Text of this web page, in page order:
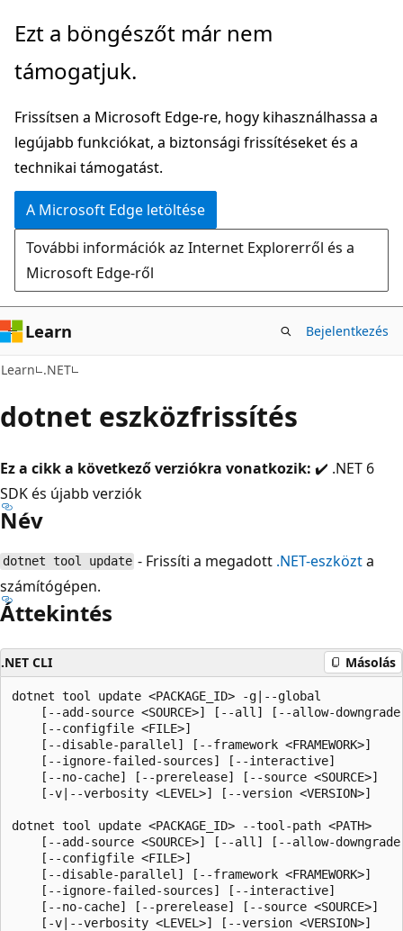
Ugrás
fő
Ezt a böngészőt már nem
támogatjuk.
Frissítsen a Microsoft Edge-re, hogy kihasználhassa a
legújabb funkciókat, a biztonsági frissítéseket és a
technikai támogatást.
A Microsoft Edge letöltése
További információk az Internet Explorerről és a
Microsoft Edge-ről
Learn Bejelentkezés
Learn .NET
dotnet eszközfrissítés
Ez a cikk a következő verziókra vonatkozik: ✔️ .NET 6
SDK és újabb verziók
Név
dotnet tool update - Frissíti a megadott .NET-eszközta
számítógépen.
Áttekintés
.NET CLI Másolás
dotnet tool update <PACKAGE_ID> -g|--global
[--add-source <SOURCE>] [--all] [--allow-
    [--configfile <FILE>]
    [--disable-parallel] [--framework <FRAMEWORK>]
    [--ignore-failed-sources] [--interactive]
    [--no-cache] [--prerelease] [--source <SOURCE>]
    [-v|--verbosity <LEVEL>] [--version <VERSION>]
dotnet tool update <PACKAGE_ID> --tool-path <PATH>
[--add-source <SOURCE>] [--all] [--allow-
    [--configfile <FILE>]
    [--disable-parallel] [--framework <FRAMEWORK>]
    [--ignore-failed-sources] [--interactive]
    [--no-cache] [--prerelease] [--source <SOURCE>]
    [-v|--verbosity <LEVEL>] [--version <VERSION>]